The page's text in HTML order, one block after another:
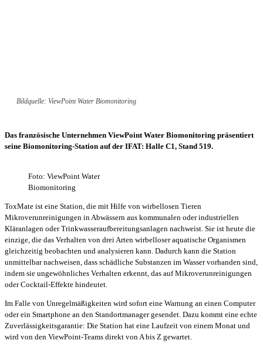
Bildquelle: ViewPoint Water Biomonitoring
Das französische Unternehmen ViewPoint Water Biomonitoring präsentiert
seine Biomonitoring-Station auf der IFAT: Halle C1, Stand 519.
Foto: ViewPoint Water
Biomonitoring
ToxMate ist eine Station, die mit Hilfe von wirbellosen Tieren
Mikroverunreinigungen in Abwässern aus kommunalen oder industriellen
Kläranlagen oder Trinkwasseraufbereitungsanlagen nachweist. Sie ist heute die
einzige, die das Verhalten von drei Arten wirbelloser aquatische Organismen
gleichzeitig beobachten und analysieren kann. Dadurch kann die Station
unmittelbar nachweisen, dass schädliche Substanzen im Wasser vorhanden sind,
indem sie ungewöhnliches Verhalten erkennt, das auf Mikroverunreinigungen
oder Cocktail-Effekte hindeutet.
Im Falle von Unregelmäßigkeiten wird sofort eine Warnung an einen Computer
oder ein Smartphone an den Standortmanager gesendet. Dazu kommt eine echte
Zuverlässigkeitsgarantie: Die Station hat eine Laufzeit von einem Monat und
wird von den ViewPoint-Teams direkt von A bis Z gewartet.